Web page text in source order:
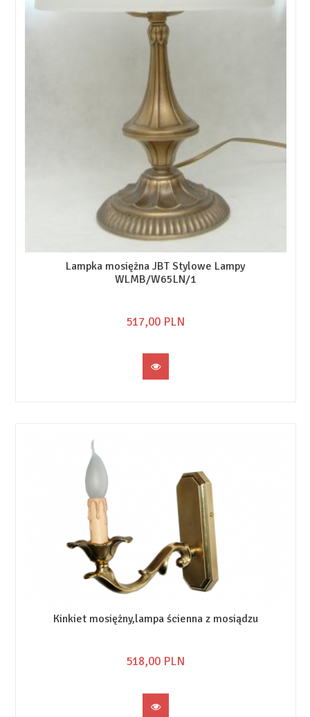
Lampka mosiężna JBT Stylowe Lampy
WLMB/W65LN/1
517,00 PLN
Kinkiet mosiężny,lampa ścienna z mosiądzu
518,00 PLN